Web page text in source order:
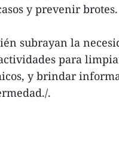
y prevenir brotes.
subrayan la
para
y brindar
.